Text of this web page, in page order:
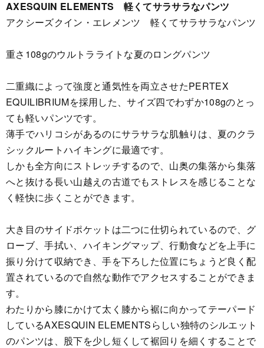
AXESQUIN ELEMENTS 軽くてサラサラなパンツ
アクシーズクイン・エレメンツ 軽くてサラサラなパンツ
重さ108gのウルトラライトな夏のロングパンツ
二重織によって強度と通気性を両立させたPERTEX
EQUILIBRIUMを採用した、サイズ四でわずか108gのとっ
ても軽いパンツです。
薄手でハリコシがあるのにサラサラな肌触りは、夏のクラ
シックルートハイキングに最適です。
しかも全方向にストレッチするので、山奥の集落から集落
へと抜ける長い山越えの古道でもストレスを感じることな
く軽快に歩くことができます。
大き目のサイドポケットは二つに仕切られているので、グ
ローブ、手拭い、ハイキングマップ、行動食などを上手に
振り分けて収納でき、手を下ろした位置にちょうど良く配
置されているので自然な動作でアクセスすることができま
す。
わたりから膝にかけて太く膝から裾に向かってテーパード
しているAXESQUIN ELEMENTSらしい独特のシルエット
のパンツは、股下を少し短くして裾回りを細くすることで